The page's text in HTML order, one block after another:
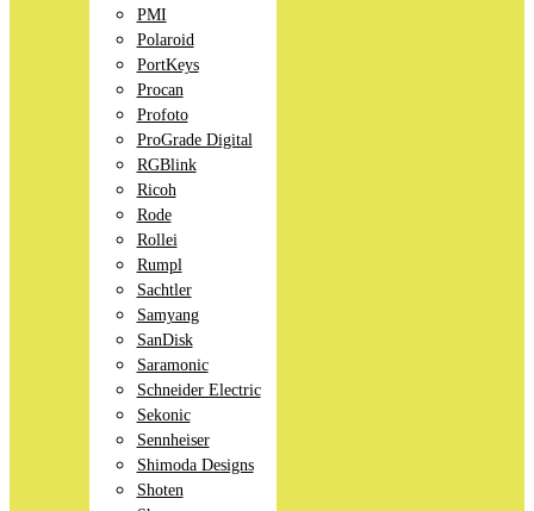
PMI
Polaroid
PortKeys
Procan
Profoto
ProGrade Digital
RGBlink
Ricoh
Rode
Rollei
Rumpl
Sachtler
Samyang
SanDisk
Saramonic
Schneider Electric
Sekonic
Sennheiser
Shimoda Designs
Shoten